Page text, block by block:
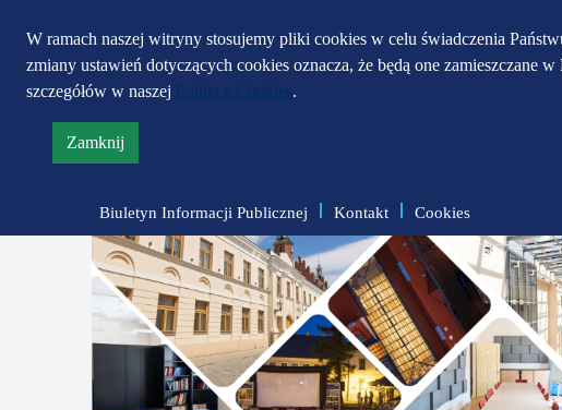
W ramach naszej witryny stosujemy pliki cookies w celu świadczenia
zmiany ustawień dotyczących cookies oznacza, że będą one zamieszczane
szczegółów w naszej
.
Zamknij
informację
polityce
prywatności
Biuletyn Informacji Publicznej Kontakt Cookies